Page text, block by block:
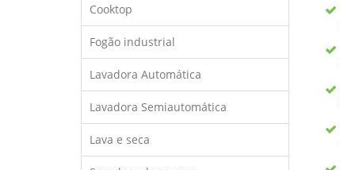
Cooktop
Fogão industrial
Lavadora Automática
Lavadora Semiautomática
Lava e seca